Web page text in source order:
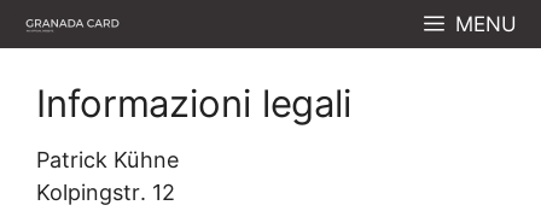
Vai
al
MENU
Informazioni legali
Patrick Kühne
Kolpingstr. 12